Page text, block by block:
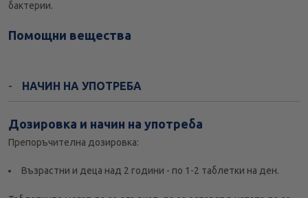
бактерии.
Помощни вещества
НАЧИН НА УПОТРЕБА
Дозировка и начин на употреба
Препоръчителна дозировка:
Възрастни и деца над 2 години - по 1-2 таблетки на ден.